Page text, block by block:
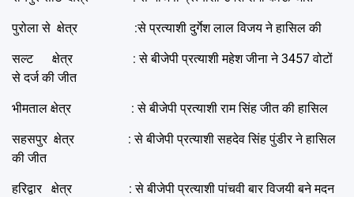
पुरोला से क्षेत्र :से प्रत्याशी दुर्गेश लाल विजय ने हासिल की
सल्ट क्षेत्र : से बीजेपी प्रत्याशी महेश जीना ने 3457 वोटों
से दर्ज की जीत
भीमताल क्षेत्र : से बीजेपी प्रत्याशी राम सिंह जीत की हासिल
सहसपुर क्षेत्र : से बीजेपी प्रत्याशी सहदेव सिंह पुंडीर ने हासिल
की जीत
हरिद्वार क्षेत्र : से बीजेपी प्रत्याशी पांचवी बार विजयी बने मदन